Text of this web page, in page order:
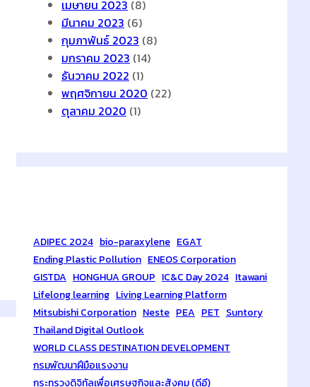
เมษายน 2023 (8)
มีนาคม 2023 (6)
กุมภาพันธ์ 2023 (8)
มกราคม 2023 (14)
ธันวาคม 2022 (1)
พฤศจิกายน 2020 (22)
ตุลาคม 2020 (1)
ADIPEC 2024 bio-paraxylene EGAT
Ending Plastic Pollution ENEOS Corporation
GISTDA HONGHUA GROUP IC&C Day 2024 Itawani
Lifelong learning Living Learning Platform
Mitsubishi Corporation Neste PEA PET Suntory
Thailand Digital Outlook
WORLD CLASS DESTINATION DEVELOPMENT
กรมพัฒนาฝีมือแรงงาน
กระทรวงดิจิทัลเพื่อเศรษฐกิจและสังคม (ดีอี)